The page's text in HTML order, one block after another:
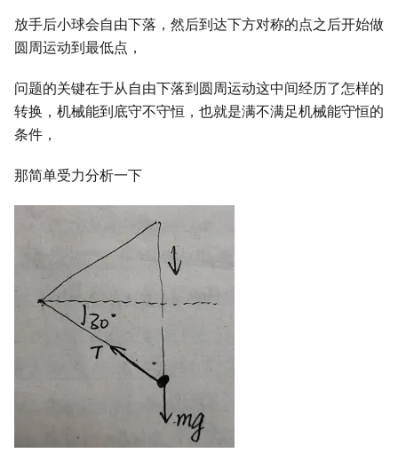
放手后小球会自由下落，然后到达下方对称的点之后开始做
圆周运动到最低点，
问题的关键在于从自由下落到圆周运动这中间经历了怎样的
转换，机械能到底守不守恒，也就是满不满足机械能守恒的
条件，
那简单受力分析一下